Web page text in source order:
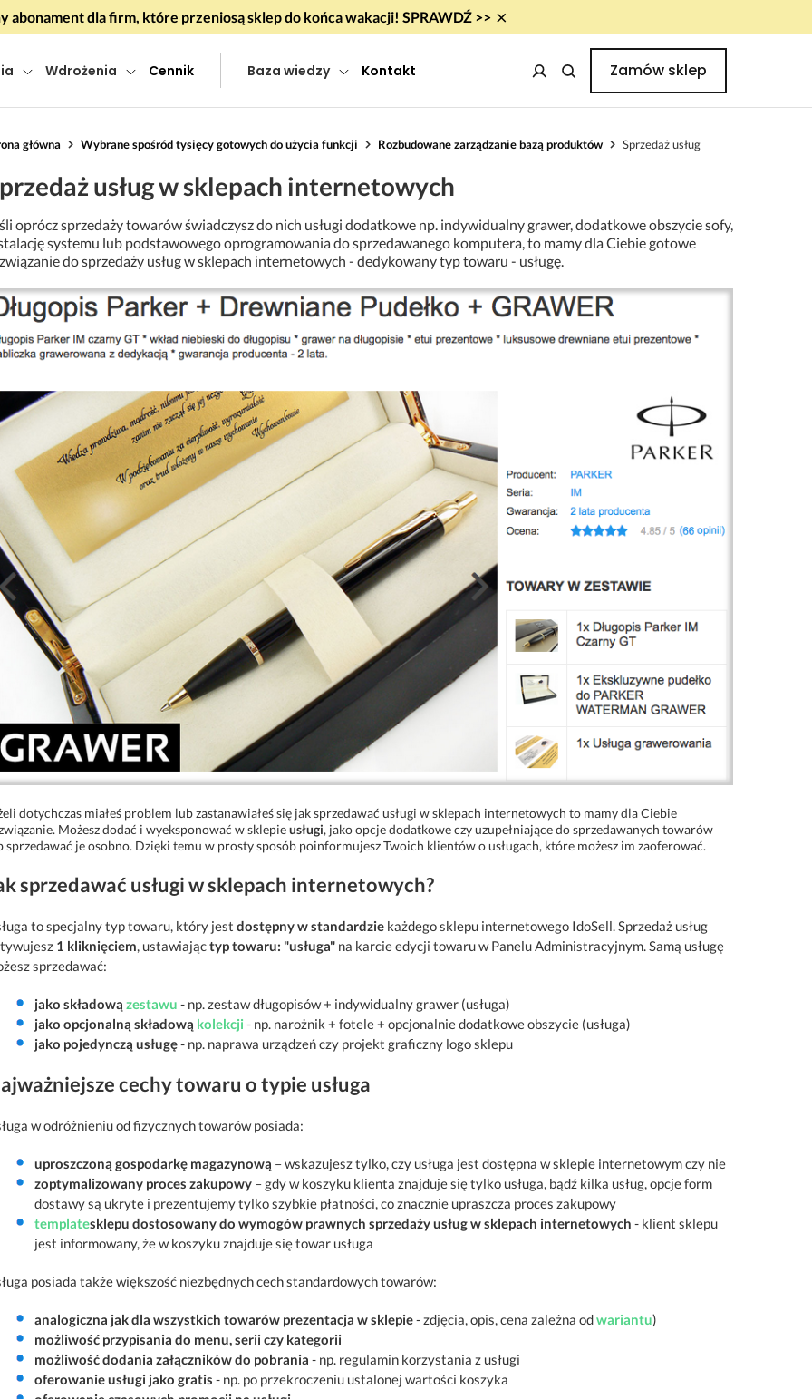
abonament dla firm, które przeniosą sklep do końca wakacji! SPRAWDŹ >> ×
Wdrożenia Cennik Baza wiedzy Kontakt Zamów sklep
główna Wybrane spośród tysięcy gotowych do użycia funkcji Rozbudowane zarządzanie bazą produktów Sprzedaż usług
usług w sklepach internetowych
oprócz sprzedaży towarów świadczysz do nich usługi dodatkowe np. indywidualny grawer, dodatkowe obszycie sofy,
systemu lub podstawowego oprogramowania do sprzedawanego komputera, to mamy dla Ciebie gotowe
do sprzedaży usług w sklepach internetowych - dedykowany typ towaru - usługę.
dotychczas miałeś problem lub zastanawiałeś się jak sprzedawać usługi w sklepach internetowych to mamy dla Ciebie
Możesz dodać i wyeksponować w sklepieusługi, jako opcje dodatkowe czy uzupełniające do sprzedawanych towarów
sprzedawać je osobno. Dzięki temu w prosty sposób poinformujesz Twoich klientów o usługach, które możesz im zaoferować.
sprzedawać usługi w sklepach internetowych?
to specjalny typ towaru, który jest dostępny w standardzie każdego sklepu internetowego IdoSell. Sprzedaż usług
1 kliknięciem, ustawiająctyp towaru: "usługa" na karcie edycji towaru w Panelu Administracyjnym. Samą usługę
sprzedawać:
jako składową zestawu - np. zestaw długopisów + indywidualny grawer (usługa)
jako opcjonalną składową kolekcji - np. narożnik + fotele + opcjonalnie dodatkowe obszycie (usługa)
jako pojedynczą usługę- np. naprawa urządzeń czy projekt graficzny logo sklepu
cechy towaru o typie usługa
w odróżnieniu od fizycznych towarów posiada:
uproszczoną gospodarkę magazynową – wskazujesz tylko, czy usługa jest dostępna w sklepie internetowym czy nie
zoptymalizowany proces zakupowy– gdy w koszyku klienta znajduje się tylko usługa, bądź kilka usług, opcje form
dostawy są ukryte i prezentujemy tylko szybkie płatności, co znacznie upraszcza proces zakupowy
templatesklepu dostosowany do wymogów prawnych sprzedaży usług w sklepach internetowych - klient sklepu
jest informowany, że w koszyku znajduje się towar usługa
posiada także większość niezbędnych cech standardowych towarów:
analogiczna jak dla wszystkich towarów prezentacja w sklepie- zdjęcia, opis, cena zależna odwariantu)
możliwość przypisania do menu, serii czy kategorii
możliwość dodania załączników do pobrania - np. regulamin korzystania z usługi
oferowanie usługi jako gratis - np. po przekroczeniu ustalonej wartości koszyka